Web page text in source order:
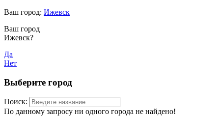
Ваш город: Ижевск
Ваш город
Ижевск?
Да
Нет
Выберите город
Поиск:
По данному запросу ни одного города не найдено!